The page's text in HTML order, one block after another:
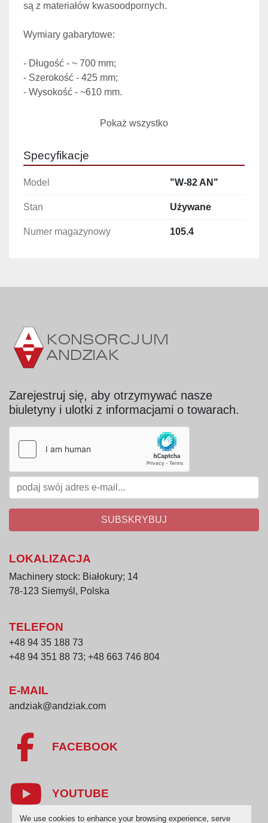
We use cookies to enhance your browsing experience, serve
są z materiałów kwasoodpornych.
Wymiary gabarytowe:
- Długość - ~ 700 mm;
- Szerokość - 425 mm;
- Wysokość - ~610 mm.
- średnica tarczy przepustowej - Ø 82 mm;
- tarcze przepustowe z otworami Ø 3 ,Ø 5 ,Ø 10, Ø
16;
- wydajność - ok. 100-600 kg/h;
- pojemność kosza załadunkowego - 10 kg;
- moc silnika - 1,5 kW;
- zasilanie - 380V, 50Hz;
Pokaż wszystko
Specyfikacje
Model "W-82 AN"
Stan Używane
Numer magazynowy 105.4
Zarejestruj się, aby otrzymywać nasze
biuletyny i ulotki z informacjami o towarach.
SUBSKRYBUJ
LOKALIZACJA
Machinery stock: Białokury; 14
78-123 Siemyśl, Polska
TELEFON
+48 94 35 188 73
+48 94 351 88 73; +48 663 746 804
E-MAIL
andziak@andziak.com
FACEBOOK
YOUTUBE